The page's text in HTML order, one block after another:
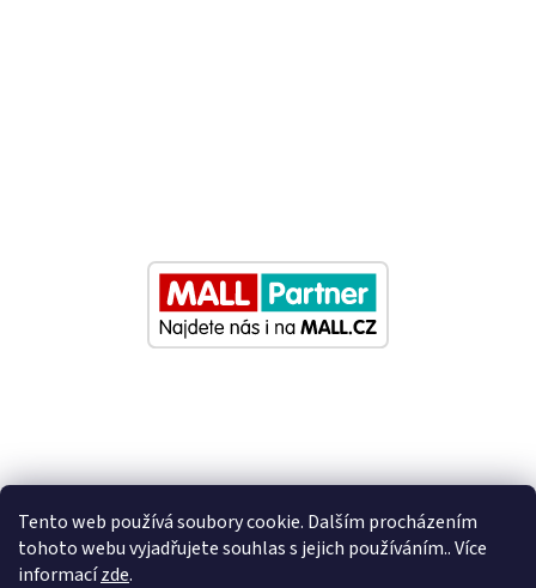
Tento web používá soubory cookie. Dalším procházením
tohoto webu vyjadřujete souhlas s jejich používáním.. Více
informacízde.